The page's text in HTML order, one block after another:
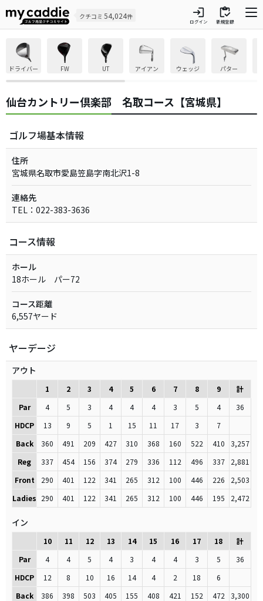
クチコミ 54,024件 login
ログイン
inventory
新規登録
ドライバー FW UT アイアン ウェッジ パター
仙台カントリー倶楽部 名取コース【宮城県】
ゴルフ場基本情報
住所
宮城県名取市愛島笠島字南北沢1-8
連絡先
TEL：022-383-3636
コース情報
ホール
18ホール パー72
コース距離
6,557ヤード
ヤーデージ
アウト
1 2 3 4 5 6 7 8 9
計
Par
4 5 3 4 4 4 3 5 4
36
HDCP
13 9 5 1 15 11 17 3
7
Back
360 491 209 427 310 368 160 522 410
3,257
Reg
337 454 156 374 279 336 112 496 337
2,881
Front
290 401 122 341 265 312 100 446 226
2,503
Ladies 290 401 122 341 265 312 100 446 195 2,472
イン
10 11 12 13 14 15 16 17 18
計
Par
4 4 5 4 3 4 4 3 5
36
HDCP
12 8 10 16 14 4 2 18
6
Back
386 398 503 405 155 408 421 152 472
3,300